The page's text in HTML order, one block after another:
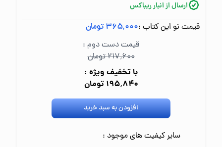
ارسال از انبار ریباکس
قیمت نو این کتاب :۳۶۵٬۰۰۰ تومان
قیمت دست دوم :
۲۱۷٬۶۰۰ تومان
با تخفیف ویژه :
۱۹۵٬۸۴۰ تومان
افزودن به سبد خرید
سایر کیفیت های موجود :